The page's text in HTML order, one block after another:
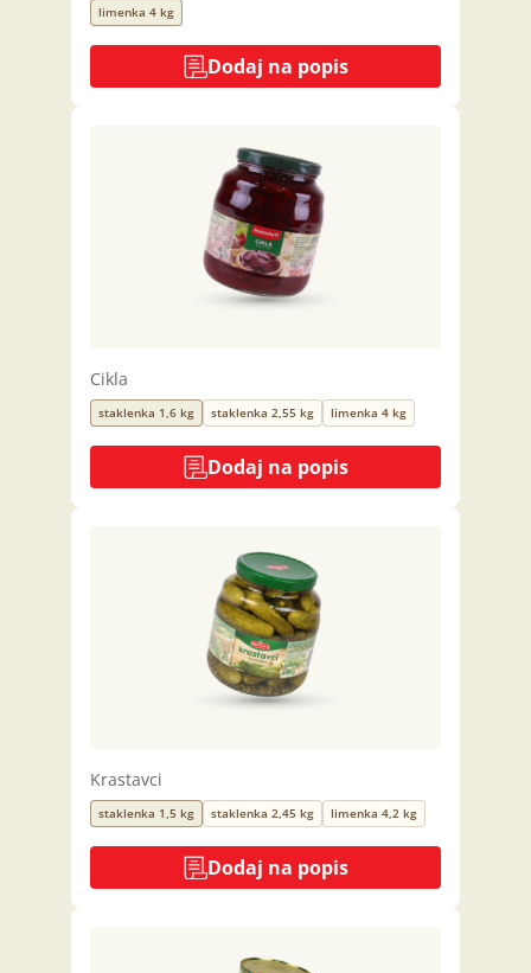
limenka 4 kg
Dodaj na popis
Cikla
staklenka 1,6 kg staklenka 2,55 kg limenka 4 kg
Dodaj na popis
Krastavci
staklenka 1,5 kg staklenka 2,45 kg limenka 4,2 kg
Dodaj na popis